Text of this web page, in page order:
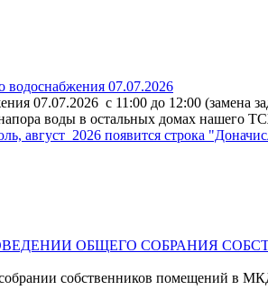
водоснабжения 07.07.2026
07.07.2026 с 11:00 до 12:00
воды в остальных домах нашего
август_2026 появится строка
ОБЩЕГО СОБРАНИЯ
собственников помещений в